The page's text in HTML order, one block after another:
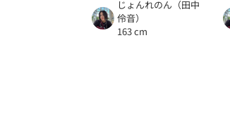
じょんれのん（田中
伶音）
163 cm